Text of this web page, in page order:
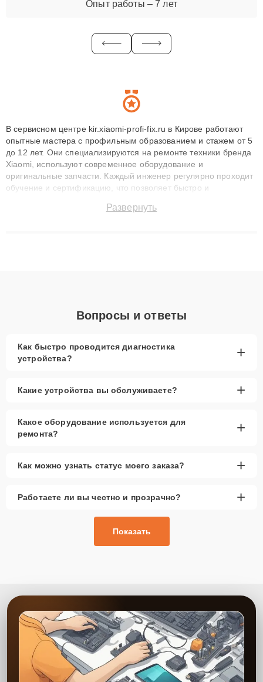
Опыт работы – 7 лет
В сервисном центре kir.xiaomi-profi-fix.ru в Кирове работают
опытные мастера с профильным образованием и стажем от 5
до 12 лет. Они специализируются на ремонте техники бренда
Xiaomi, используют современное оборудование и
оригинальные запчасти. Каждый инженер регулярно проходит
обучение и сертификацию, что позволяет быстро и
сохранением гарантии до 3 лет. Наши мастера решают
Развернуть
Вопросы и ответы
Как быстро проводится диагностика
устройства?
+
Какие устройства вы обслуживаете? +
Какое оборудование используется для
ремонта?
+
Как можно узнать статус моего заказа? +
Работаете ли вы честно и прозрачно? +
Показать